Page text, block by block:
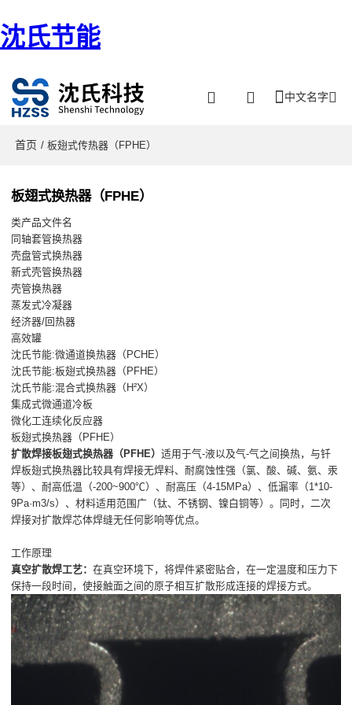
沈氏节能
中文名字
首页 / 板翅式传热器（FPHE）
板翅式换热器（FPHE）
类产品文件名
同轴套管换热器
壳盘管式换热器
新式壳管换热器
壳管换热器
蒸发式冷凝器
经济器/回热器
高效罐
沈氏节能:微通道换热器（PCHE）
沈氏节能:板翅式换热器（PFHE）
沈氏节能:混合式换热器（H²X）
集成式微通道冷板
微化工连续化反应器
板翅式换热器（PFHE）
扩散焊接板翅式换热器（PFHE）适用于气-液以及气-气之间换热，与钎
焊板翅式换热器比较具有焊接无焊料、耐腐蚀性强（氯、酸、碱、氨、汞
等）、耐高低温（-200~900℃）、耐高压（4-15MPa）、低漏率（1*10-
9Pa·m3/s）、材料适用范围广（钛、不锈钢、镍白铜等）。同时，二次
焊接对扩散焊芯体焊缝无任何影响等优点。
工作原理
真空扩散焊工艺：在真空环境下，将焊件紧密贴合，在一定温度和压力下
保持一段时间，使接触面之间的原子相互扩散形成连接的焊接方式。